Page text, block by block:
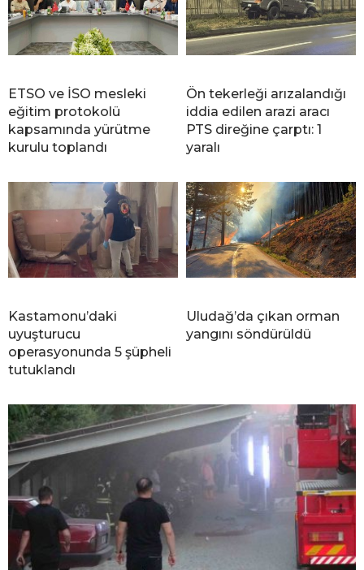
ETSO ve İSO mesleki
eğitim protokolü
kapsamında yürütme
kurulu toplandı
Ön tekerleği arızalandığı
iddia edilen arazi aracı
PTS direğine çarptı: 1
yaralı
Kastamonu’daki
uyuşturucu
operasyonunda 5 şüpheli
tutuklandı
Uludağ’da çıkan orman
yangını söndürüldü